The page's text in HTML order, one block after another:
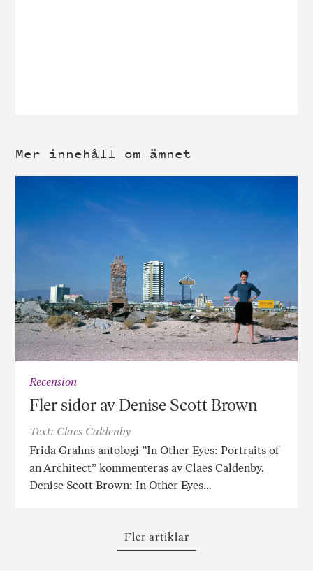
Mer innehåll om ämnet
Recension
Fler sidor av Denise Scott Brown
Text: Claes Caldenby
Frida Grahns antologi ”In Other Eyes: Portraits of
an Architect” kommenteras av Claes Caldenby.
Denise Scott Brown: In Other Eyes…
Fler artiklar